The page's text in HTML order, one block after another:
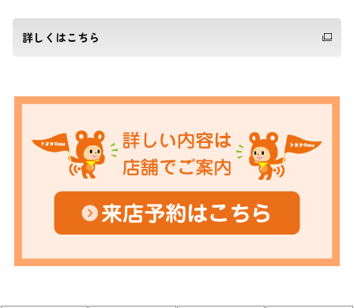
詳しくはこちら